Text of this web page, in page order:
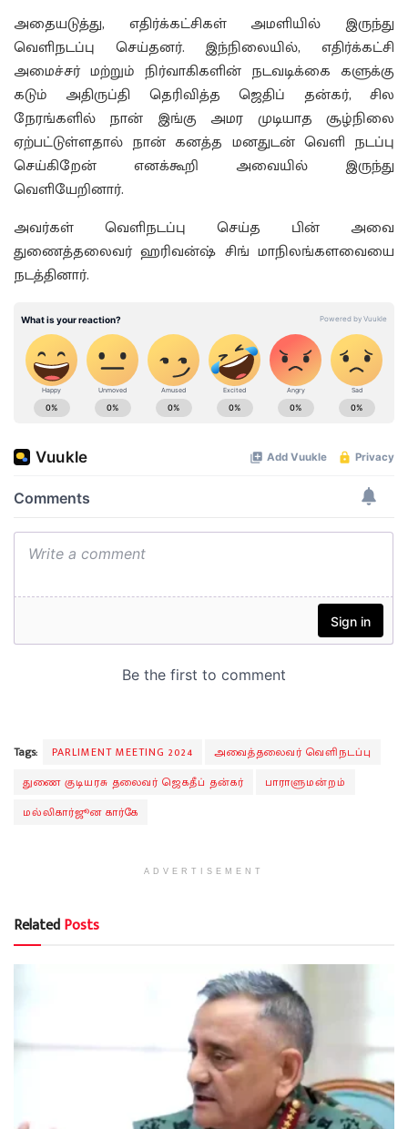
அதையடுத்து, எதிர்க்கட்சிகள் அமளியில் இருந்து
வெளிநடப்பு செய்தனர். இந்நிலையில், எதிர்க்கட்சி
அமைச்சர் மற்றும் நிர்வாகிகளின் நடவடிக்கை களுக்கு
கடும் அதிருப்தி தெரிவித்த ஜெதிப் தன்கர், சில
நேரங்களில் நான் இங்கு அமர முடியாத சூழ்நிலை
ஏற்பட்டுள்ளதால் நான் கனத்த மனதுடன் வெளி நடப்பு
செய்கிறேன் எனக்கூறி அவையில் இருந்து
வெளியேறினார்.
அவர்கள் வெளிநடப்பு செய்த பின் அவை
துணைத்தலைவர் ஹரிவன்ஷ் சிங் மாநிலங்களவையை
நடத்தினார்.
Tags: PARLIMENT MEETING 2024
அவைத்தலைவர் வெளிநடப்பு
துணை குடியரசு தலைவர் ஜெகதீப் தன்கர்
பாராளுமன்றம்
மல்லிகார்ஜூன கார்கே
ADVERTISEMENT
RelatedPosts